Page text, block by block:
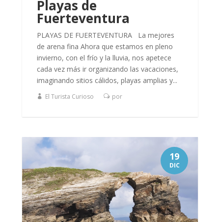
Playas de
Fuerteventura
PLAYAS DE FUERTEVENTURA La mejores
de arena fina Ahora que estamos en pleno
invierno, con el frío y la lluvia, nos apetece
cada vez más ir organizando las vacaciones,
imaginando sitios cálidos, playas amplias y...
El Turista Curioso por
19
DIC